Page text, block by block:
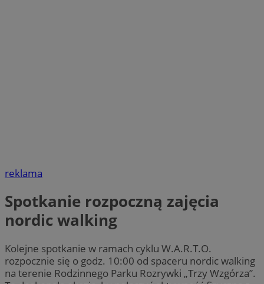
reklama
Spotkanie rozpoczną zajęcia
nordic walking
Kolejne spotkanie w ramach cyklu W.A.R.T.O.
rozpocznie się o godz. 10:00 od spaceru nordic walking
na terenie Rodzinnego Parku Rozrywki „Trzy Wzgórza”.